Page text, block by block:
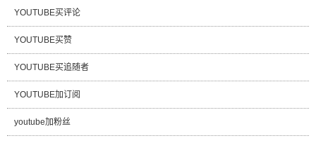
YOUTUBE买评论
YOUTUBE买赞
YOUTUBE买追随者
YOUTUBE加订阅
youtube加粉丝